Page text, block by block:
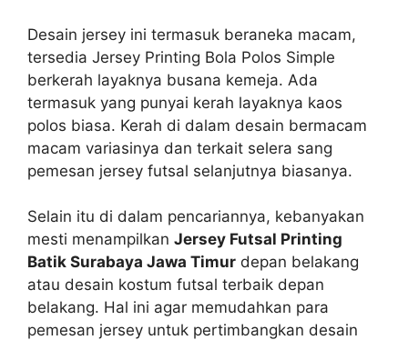
Desain jersey ini termasuk beraneka macam,
tersedia Jersey Printing Bola Polos Simple
berkerah layaknya busana kemeja. Ada
termasuk yang punyai kerah layaknya kaos
polos biasa. Kerah di dalam desain bermacam
macam variasinya dan terkait selera sang
pemesan jersey futsal selanjutnya biasanya.
Selain itu di dalam pencariannya, kebanyakan
mesti menampilkan Jersey Futsal Printing
Batik Surabaya Jawa Timur depan belakang
atau desain kostum futsal terbaik depan
belakang. Hal ini agar memudahkan para
pemesan jersey untuk pertimbangkan desain